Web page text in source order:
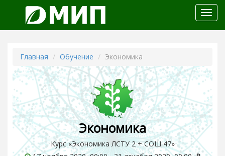
меню
Главная Обучение Экономика
Экономика
Курс «Экономика ЛСТУ 2 + СОШ 47»